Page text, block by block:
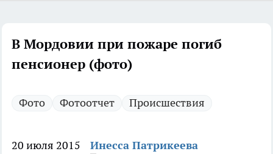
В Мордовии при пожаре погиб
пенсионер (фото)
Фото Фотоотчет Происшествия
20 июля 2015 Инесса Патрикеева